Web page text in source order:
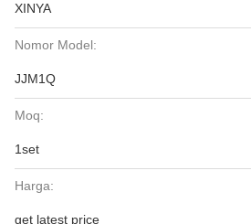
XINYA
Nomor Model:
JJM1Q
Moq:
1set
Harga:
get latest price